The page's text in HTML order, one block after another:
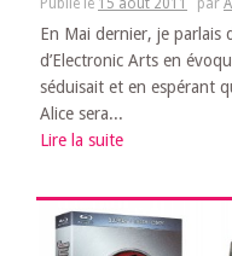
En Mai dernier, je parlais
d’Electronic Arts en
séduisait et en espérant
Alice sera...
Lire la suite